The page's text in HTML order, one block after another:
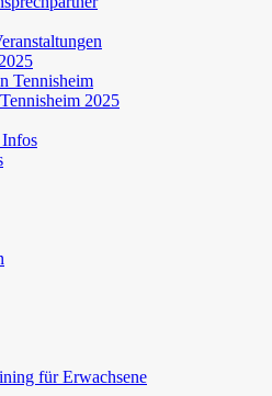
Tennisheim
2025
für Erwachsene